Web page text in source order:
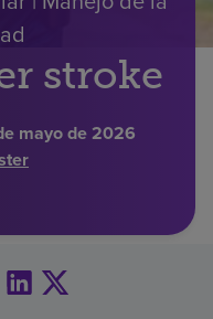
stroke
mayo de 2026